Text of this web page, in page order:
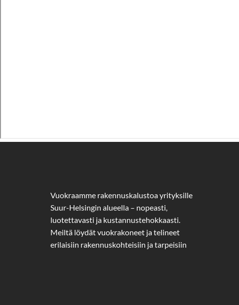
Vuokraamme rakennuskalustoa yrityksille
Suur-Helsingin alueella – nopeasti,
luotettavasti ja kustannustehokkaasti.
Meiltä löydät vuokrakoneet ja telineet
erilaisiin rakennuskohteisiin ja tarpeisiin